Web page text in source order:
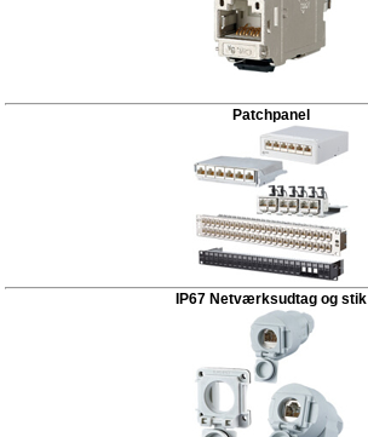
Patchpanel
IP67 Netværksudtag og stik